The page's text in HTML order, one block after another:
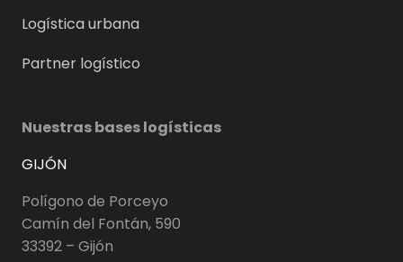
Logística urbana
Partner logístico
Nuestras bases logísticas
GIJÓN
Polígono de Porceyo
Camín del Fontán, 590
33392 – Gijón